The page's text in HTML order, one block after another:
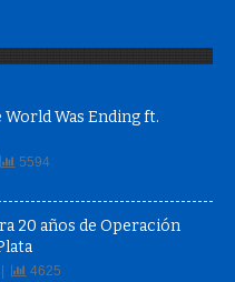
World Was Ending ft.
5594
20 años de Operación
4625